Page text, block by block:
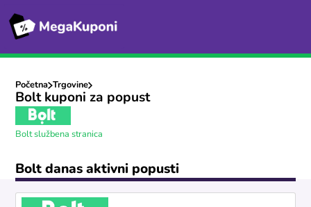
Početna Trgovine
Bolt kuponi za popust
Bolt službena stranica
Bolt danas aktivni popusti